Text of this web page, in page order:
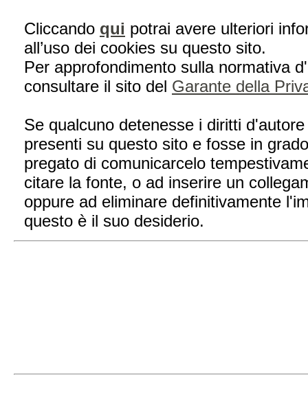
Cliccando qui potrai avere ulteriori
all’uso dei cookies su questo sito.
Per approfondimento sulla normativa
consultare il sito del Garante della
Se qualcuno detenesse i diritti
presenti su questo sito e fosse in
pregato di comunicarcelo
citare la fonte, o ad inserire un
oppure ad eliminare definitivamente
questo è il suo desiderio.